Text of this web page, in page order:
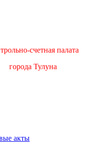
счетная палата
города Тулуна
акты